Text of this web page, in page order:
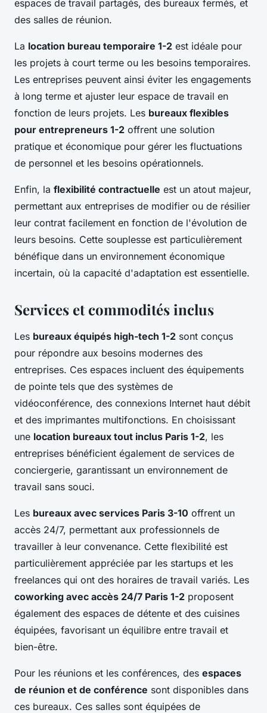
espaces de travail partagés, des bureaux fermés, et
des salles de réunion.
La location bureau temporaire 1-2 est idéale pour
les projets à court terme ou les besoins temporaires.
Les entreprises peuvent ainsi éviter les engagements
à long terme et ajuster leur espace de travail en
fonction de leurs projets. Les bureaux flexibles
pour entrepreneurs 1-2 offrent une solution
pratique et économique pour gérer les fluctuations
de personnel et les besoins opérationnels.
Enfin, la flexibilité contractuelle est un atout majeur,
permettant aux entreprises de modifier ou de résilier
leur contrat facilement en fonction de l'évolution de
leurs besoins. Cette souplesse est particulièrement
bénéfique dans un environnement économique
incertain, où la capacité d'adaptation est essentielle.
Services et commodités inclus
Les bureaux équipés high-tech 1-2 sont conçus
pour répondre aux besoins modernes des
entreprises. Ces espaces incluent des équipements
de pointe tels que des systèmes de
vidéoconférence, des connexions Internet haut débit
et des imprimantes multifonctions. En choisissant
une location bureaux tout inclus Paris 1-2, les
entreprises bénéficient également de services de
conciergerie, garantissant un environnement de
travail sans souci.
Les bureaux avec services Paris 3-10 offrent un
accès 24/7, permettant aux professionnels de
travailler à leur convenance. Cette flexibilité est
particulièrement appréciée par les startups et les
freelances qui ont des horaires de travail variés. Les
coworking avec accès 24/7 Paris 1-2 proposent
également des espaces de détente et des cuisines
équipées, favorisant un équilibre entre travail et
bien-être.
Pour les réunions et les conférences, des espaces
de réunion et de conférence sont disponibles dans
ces bureaux. Ces salles sont équipées de